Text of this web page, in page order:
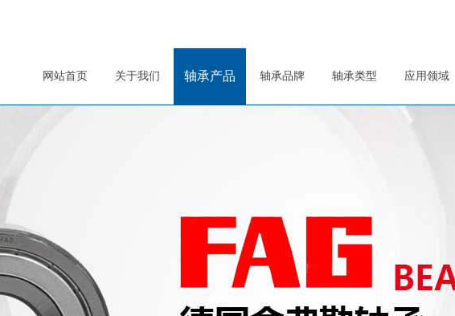
网站首页 关于我们 轴承产品 轴承品牌 轴承类型 应用领域